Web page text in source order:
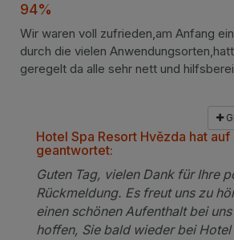
94%
Wir waren voll zufrieden,am Anfang
durch die vielen
geregelt da alle sehr nett und
Hotel Spa Resort Hvězda hat
geantwortet:
Guten Tag, vielen Dank für Ihre
Rückmeldung. Es freut uns zu
einen schönen Aufenthalt bei
hoffen, Sie bald wieder bei